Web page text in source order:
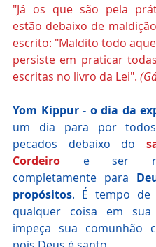
"Já os que são pela
estão debaixo de
escrito: "Maldito todo
persiste em praticar
escritas no livro da Lei".
Yom Kippur - o dia da
um dia para por
pecados debaixo do
Cordeiro e ser
completamente para
propósitos. É tempo de
qualquer coisa em
impeça sua comunhão